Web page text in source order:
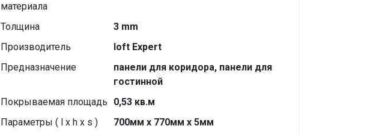
материала
Толщина
3 mm
Производитель
loft Expert
Предназначение
панели для коридора, панели для
гостинной
Покрываемая площадь
0,53 кв.м
Параметры ( l x h x s )
700мм х 770мм х 5мм